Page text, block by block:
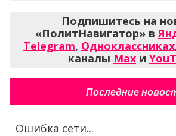
Подпишитесь на
«ПолитНавигатор» в
Telegram, Одноклассниках
каналы Max и
Последние
Ошибка сети...